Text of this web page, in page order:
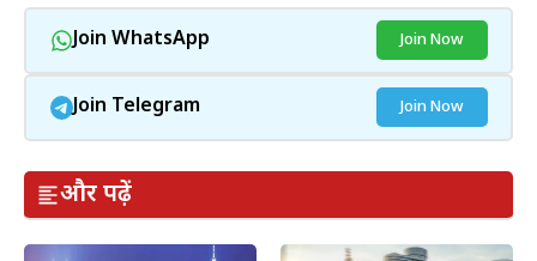
Join WhatsApp Join Now
Join Telegram Join Now
और पढ़ें